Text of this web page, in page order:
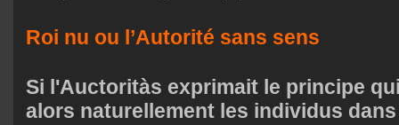
Roi nu ou l’Autorité sans sens
Si l'Auctoritàs exprimait le principe
alors naturellement les individus